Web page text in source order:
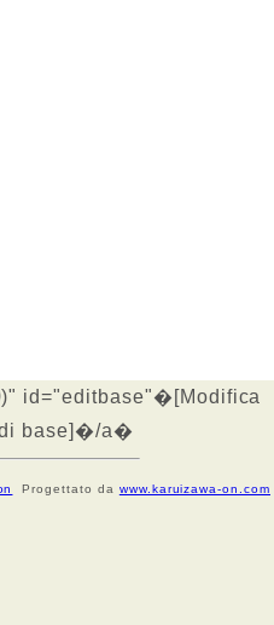
id="editbase"�[Modifica
base]�/a�
Progettato da www.karuizawa-on.com